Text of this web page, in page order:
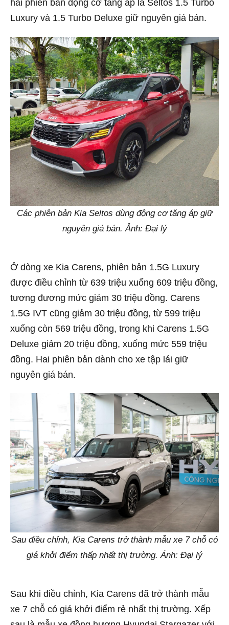
hai phiên bản động cơ tăng áp là Seltos 1.5 Turbo
Luxury và 1.5 Turbo Deluxe giữ nguyên giá bán.
Các phiên bản Kia Seltos dùng động cơ tăng áp giữ
nguyên giá bán. Ảnh: Đại lý
Ở dòng xe Kia Carens, phiên bản 1.5G Luxury
được điều chỉnh từ 639 triệu xuống 609 triệu đồng,
tương đương mức giảm 30 triệu đồng. Carens
1.5G IVT cũng giảm 30 triệu đồng, từ 599 triệu
xuống còn 569 triệu đồng, trong khi Carens 1.5G
Deluxe giảm 20 triệu đồng, xuống mức 559 triệu
đồng. Hai phiên bản dành cho xe tập lái giữ
nguyên giá bán.
Sau điều chỉnh, Kia Carens trở thành mẫu xe 7 chỗ có
giá khởi điểm thấp nhất thị trường. Ảnh: Đại lý
Sau khi điều chỉnh, Kia Carens đã trở thành mẫu
xe 7 chỗ có giá khởi điểm rẻ nhất thị trường. Xếp